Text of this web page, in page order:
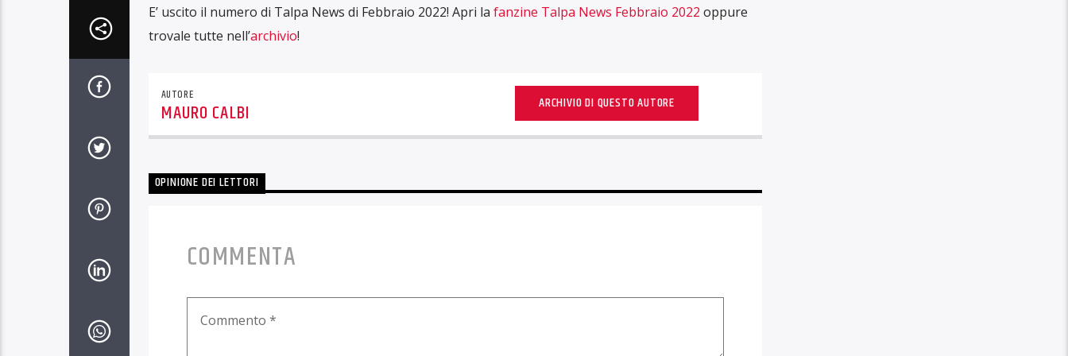
E’ uscito il numero di Talpa News di Febbraio 2022! Apri la fanzine Talpa News Febbraio 2022 oppure
trovale tutte nell’archivio!
AUTORE
MAURO CALBI ARCHIVIO DI QUESTO AUTORE
OPINIONE DEI LETTORI
COMMENTA